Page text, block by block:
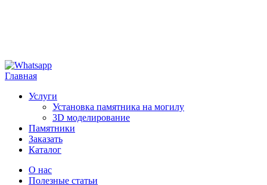
Главная
Услуги
Установка памятника на могилу
3D моделирование
Памятники
Заказать
Каталог
О нас
Полезные статьи